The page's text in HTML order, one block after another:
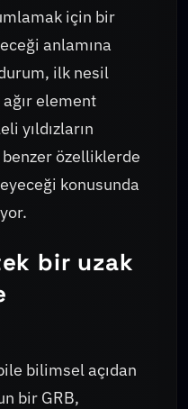
için bir
anlamına
ilk nesil
ağır element
yıldızların
özelliklerde
konusunda
bir uzak
bilimsel açıdan
bir GRB,